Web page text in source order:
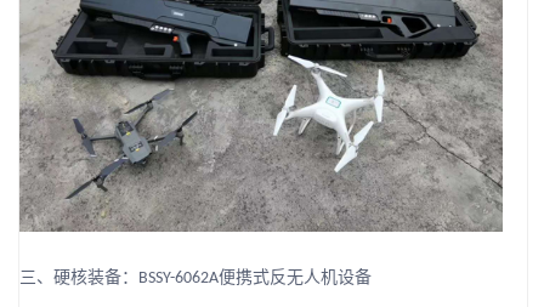
三、硬核装备： BSSY-6062A便携式反无人机设备